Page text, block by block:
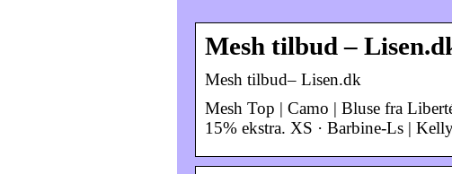
Mesh tilbud –
Mesh tilbud– Lisen.dk
Mesh Top | Camo | Bluse fra
15% ekstra. XS · Barbine-Ls |